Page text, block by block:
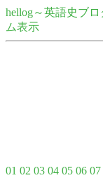
hellog～英語史ブロ
ム表示
01 02 03 04 05 06 07